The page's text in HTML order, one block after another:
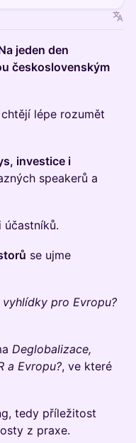
jeden den
československým
lépe rozumět
investice i
speakerů a
účastníků.
se ujme
pro Evropu?
Deglobalizace,
a Evropu?, ve které
tedy příležitost
z praxe.